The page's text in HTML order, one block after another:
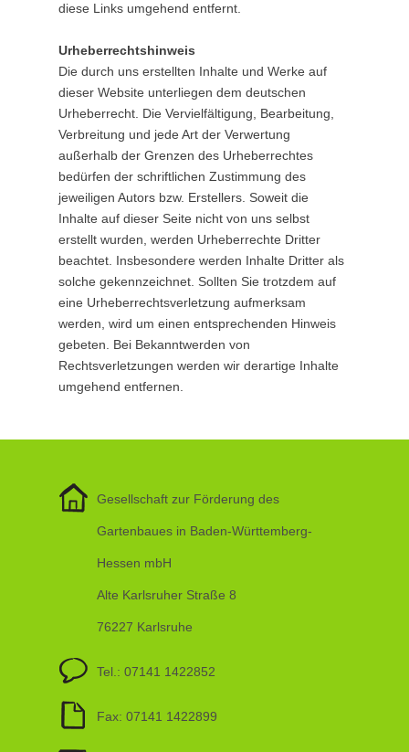
diese Links umgehend entfernt.
Urheberrechtshinweis
Die durch uns erstellten Inhalte und Werke auf
dieser Website unterliegen dem deutschen
Urheberrecht. Die Vervielfältigung, Bearbeitung,
Verbreitung und jede Art der Verwertung
außerhalb der Grenzen des Urheberrechtes
bedürfen der schriftlichen Zustimmung des
jeweiligen Autors bzw. Erstellers. Soweit die
Inhalte auf dieser Seite nicht von uns selbst
erstellt wurden, werden Urheberrechte Dritter
beachtet. Insbesondere werden Inhalte Dritter als
solche gekennzeichnet. Sollten Sie trotzdem auf
eine Urheberrechtsverletzung aufmerksam
werden, wird um einen entsprechenden Hinweis
gebeten. Bei Bekanntwerden von
Rechtsverletzungen werden wir derartige Inhalte
umgehend entfernen.
Gesellschaft zur Förderung des
Gartenbaues in Baden-Württemberg-
Hessen mbH
Alte Karlsruher Straße 8
76227 Karlsruhe
Tel.: 07141 1422852
Fax: 07141 1422899